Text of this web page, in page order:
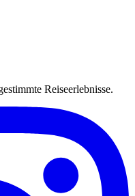
Reiseerlebnisse.